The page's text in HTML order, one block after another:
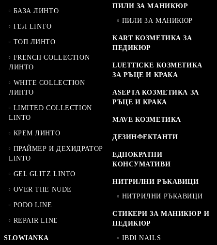
БАЗА ЛИНТО
ГЕЛ LINTO
ТОП ЛИНТО
FRENCH COLLECTION
ЛИНТО
WHITE COLLECTION
ЛИНТО
LIMITED COLLECTION
LINTO
КРЕМ ЛИНТО
ПРАЙМЕР И ДЕХИДРАТОР
LINTO
GEL GLITZ LINTO
OVER THE NUDE
PODO LINE
REPAIR LINE
SLOWIANKA
ПИЛИ ЗА МАНИКЮР
ПИЛИ ЗА МАНИКЮР
KART КОЗМЕТИКА ЗА
ПЕДИКЮР
LUETTICKE КОЗМЕТИКА
ЗА РЪЦЕ И КРАКА
ASEPTA КОЗМЕТИКА ЗА
РЪЦЕ И КРАКА
MAVE КОЗМЕТИКА
ДЕЗИНФЕКТАНТИ
ЕДНОКРАТНИ
КОНСУМАТИВИ
НИТРИЛНИ РЪКАВИЦИ
НИТРИЛНИ РЪКАВИЦИ
СТИКЕРИ ЗА МАНИКЮР И
ПЕДИКЮР
IBDI NAILS